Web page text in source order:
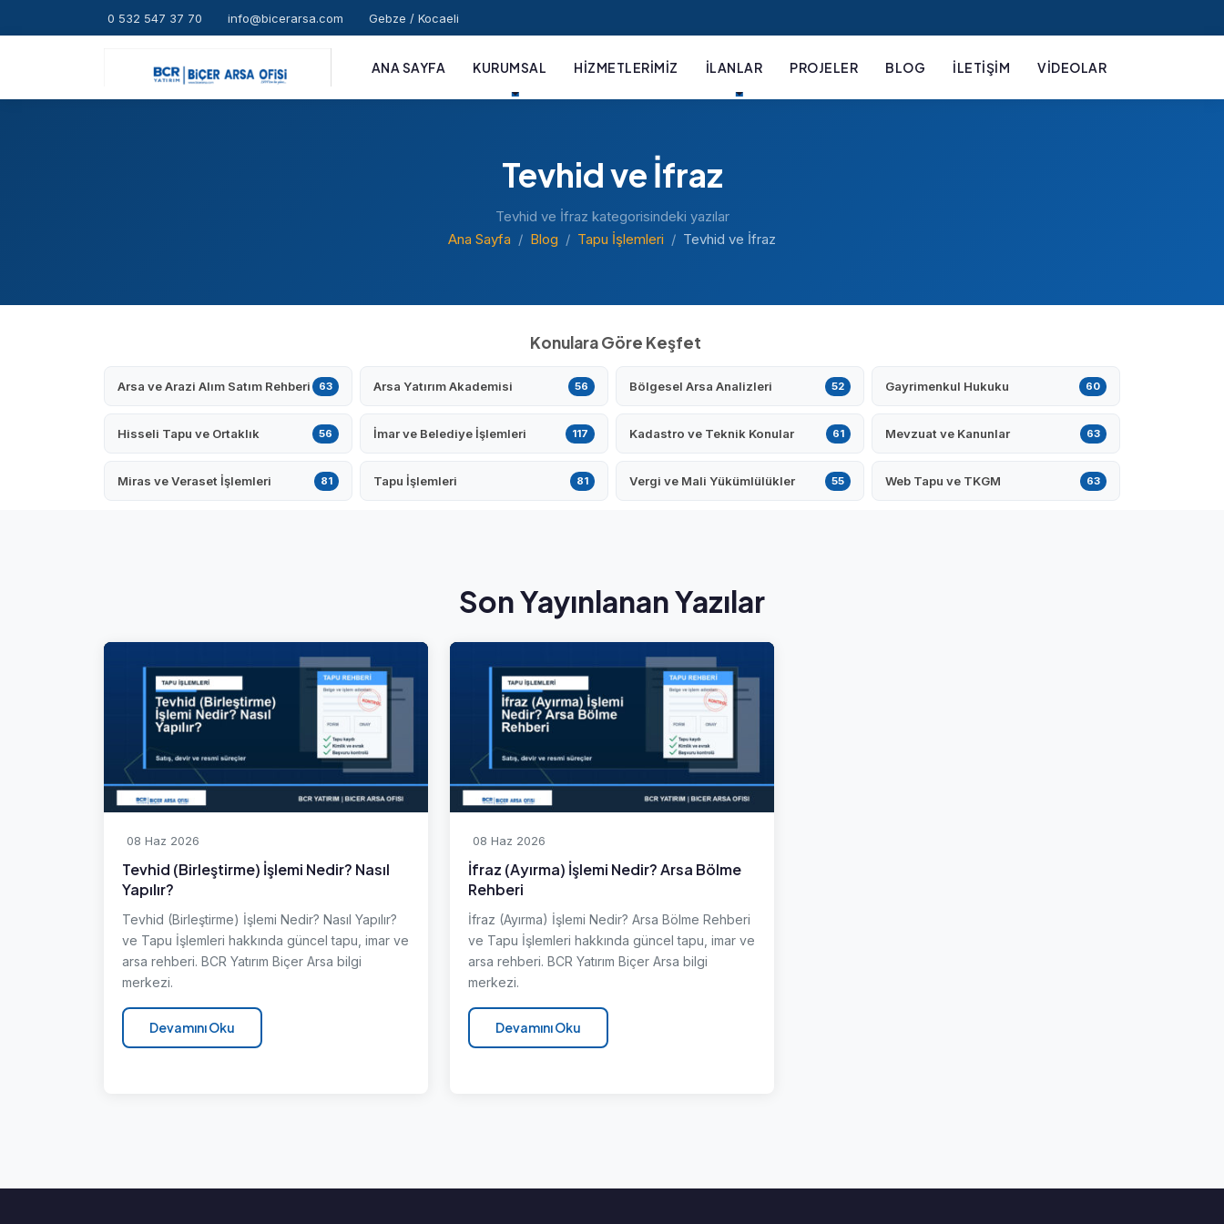
0 532 547 37 70 info@bicerarsa.com Gebze / Kocaeli
ANA SAYFA KURUMSAL HIZMETLERIMIZ İLANLAR PROJELER BLOG İLETIŞIM VIDEOLAR
Tevhid ve İfraz
Tevhid ve İfraz kategorisindeki yazılar
Ana Sayfa
Blog Tapu İşlemleri Tevhid ve İfraz
Konulara Göre Keşfet
Arsa ve Arazi Alım Satım Rehberi 63 Arsa Yatırım Akademisi 56 Bölgesel Arsa Analizleri 52 Gayrimenkul Hukuku 60
Hisseli Tapu ve Ortaklık 56 İmar ve Belediye İşlemleri 117 Kadastro ve Teknik Konular 61 Mevzuat ve Kanunlar 63
Miras ve Veraset İşlemleri 81 Tapu İşlemleri 81 Vergi ve Mali Yükümlülükler 55 Web Tapu ve TKGM 63
Son Yayınlanan Yazılar
08 Haz 2026
Tevhid (Birleştirme) İşlemi Nedir? Nasıl
Yapılır?
Tevhid (Birleştirme) İşlemi Nedir? Nasıl Yapılır?
ve Tapu İşlemleri hakkında güncel tapu, imar ve
arsa rehberi. BCR Yatırım Biçer Arsa bilgi
merkezi.
Devamını Oku
08 Haz 2026
İfraz (Ayırma) İşlemi Nedir? Arsa Bölme
Rehberi
İfraz (Ayırma) İşlemi Nedir? Arsa Bölme Rehberi
ve Tapu İşlemleri hakkında güncel tapu, imar ve
arsa rehberi. BCR Yatırım Biçer Arsa bilgi
merkezi.
Devamını Oku